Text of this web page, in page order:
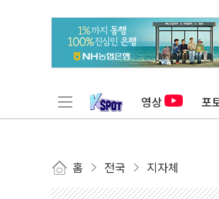
영상 포
홈 전국 지자체